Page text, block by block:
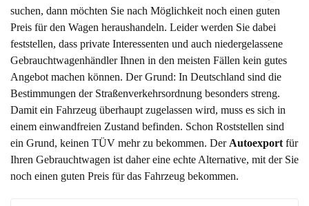
suchen, dann möchten Sie nach Möglichkeit noch einen guten
Preis für den Wagen heraushandeln. Leider werden Sie dabei
feststellen, dass private Interessenten und auch niedergelassene
Gebrauchtwagenhändler Ihnen in den meisten Fällen kein gutes
Angebot machen können. Der Grund: In Deutschland sind die
Bestimmungen der Straßenverkehrsordnung besonders streng.
Damit ein Fahrzeug überhaupt zugelassen wird, muss es sich in
einem einwandfreien Zustand befinden. Schon Roststellen sind
ein Grund, keinen TÜV mehr zu bekommen. Der Autoexport für
Ihren Gebrauchtwagen ist daher eine echte Alternative, mit der Sie
noch einen guten Preis für das Fahrzeug bekommen.